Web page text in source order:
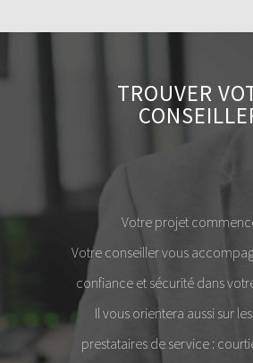
TROUVER VOTRE
Votre projet
Votre conseiller vous
confiance et sécurité dans
Il vous orientera aussi sur
prestataires de service :